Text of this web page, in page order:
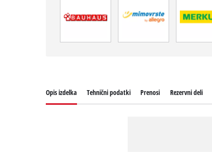
Opis izdelka Tehnični podatki Prenosi Rezervni deli